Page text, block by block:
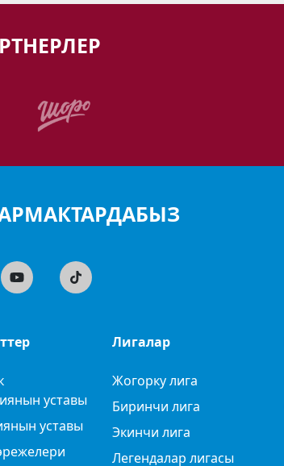
уставы
уставы
Лигалар
Жогорку лига
Биринчи лига
Экинчи лига
Легендалар лигасы